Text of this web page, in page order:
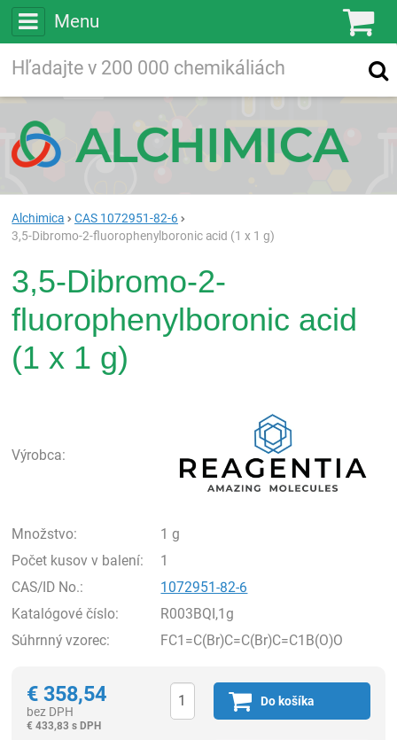
Menu
Vyhľadávanie
Alchimica
CAS 1072951-82-6
3,5-Dibromo-2-fluorophenylboronic acid (1 x 1 g)
3,5-Dibromo-2-
fluorophenylboronic acid
(1 x 1 g)
Výrobca:
Množstvo:
1 g
Počet kusov v balení:
1
CAS/ID No.:
1072951-82-6
Katalógové číslo:
R003BQI,1g
Súhrnný vzorec:
FC1=C(Br)C=C(Br)C=C1B(O)O
€ 358,54
bez DPH
€ 433,83 s DPH
Do košíka